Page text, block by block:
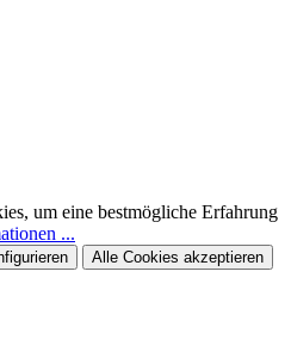
um eine bestmögliche Erfahrung
...
Alle Cookies akzeptieren